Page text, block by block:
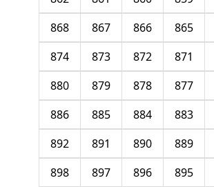
865
866
867
868
871
872
873
874
877
878
879
880
883
884
885
886
889
890
891
892
895
896
897
898